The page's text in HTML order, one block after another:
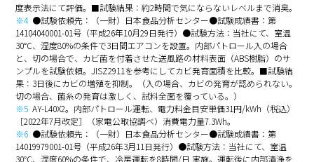
度表示法にて評価。■試験結果：約2時間で気にならないレベルまで消臭。
※4 ●試験依頼先：（一財）日本食品分析センター●試験成績書：第
14104040001-01号（平成26年10月29日発行）●試験方法：当社にて、室温
30℃、湿度80%の条件で3日間エアコンを設置。内部パトロール入の場合
と、切の場合で、カビ菌を付着させた送風路の材料表面（ABS樹脂）のサ
ンプルを試験依頼。JISZ2911を参考にしてカビ発育面積を比較。■試験結
果：3日後にカビの増殖を抑制。（入の場合、カビの発育が認められない。
切の場合、菌糸の発育は激しく、試料全面を覆っている。）
※5 AY-L40X2。内部パトロール運転、電力料金目安単価31円/kWh（税込）
［2022年7月改定］（家電公取協調べ）消費電力量7.3Wh。
※6 ●試験依頼先：（一財）日本食品分析センター●試験成績書：第
14019979001-01号（平成26年3月11日発行）●試験方法：当社にて、室温
30℃、湿度60%の条件で、冷房運転を8時間/日 実施。運転後に内部清浄を